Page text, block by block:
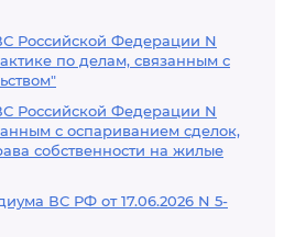
Российской Федерации N
по делам, связанным с
Российской Федерации N
с оспариванием сделок,
собственности на жилые
ВС РФ от 17.06.2026 N 5-